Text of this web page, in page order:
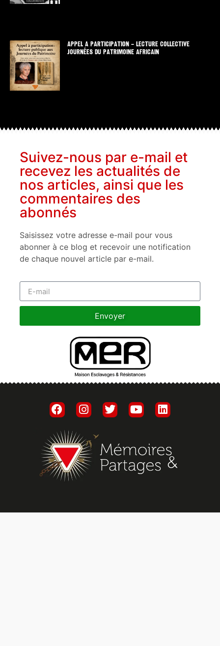
APPEL A PARTICIPATION – LECTURE COLLECTIVE
JOURNÉES DU PATRIMOINE AFRICAIN
Suivez-nous par e-mail et
recevez les actualités de
nos articles, ainsi que les
commentaires des
abonnés
Saisissez votre adresse e-mail pour vous
abonner à ce blog et recevoir une notification
de chaque nouvel article par e-mail.
Envoyer